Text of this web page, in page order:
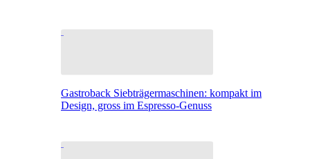
Gastroback Siebträgermaschinen: kompakt im
Design, gross im Espresso-Genuss